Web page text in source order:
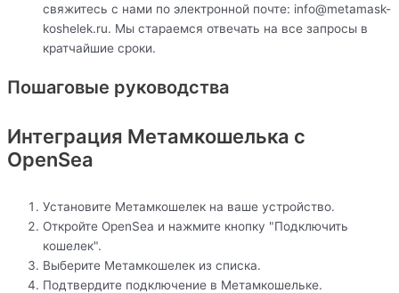
свяжитесь с нами по электронной почте: info@metamask-
koshelek.ru. Мы стараемся отвечать на все запросы в
кратчайшие сроки.
Пошаговые руководства
Интеграция Метамкошелька с
OpenSea
Установите Метамкошелек на ваше устройство.
Откройте OpenSea и нажмите кнопку "Подключить
кошелек".
Выберите Метамкошелек из списка.
Подтвердите подключение в Метамкошельке.